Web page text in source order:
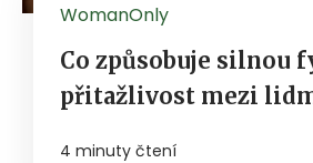
WomanOnly
Co způsobuje silnou
přitažlivost mezi
4 minuty čtení